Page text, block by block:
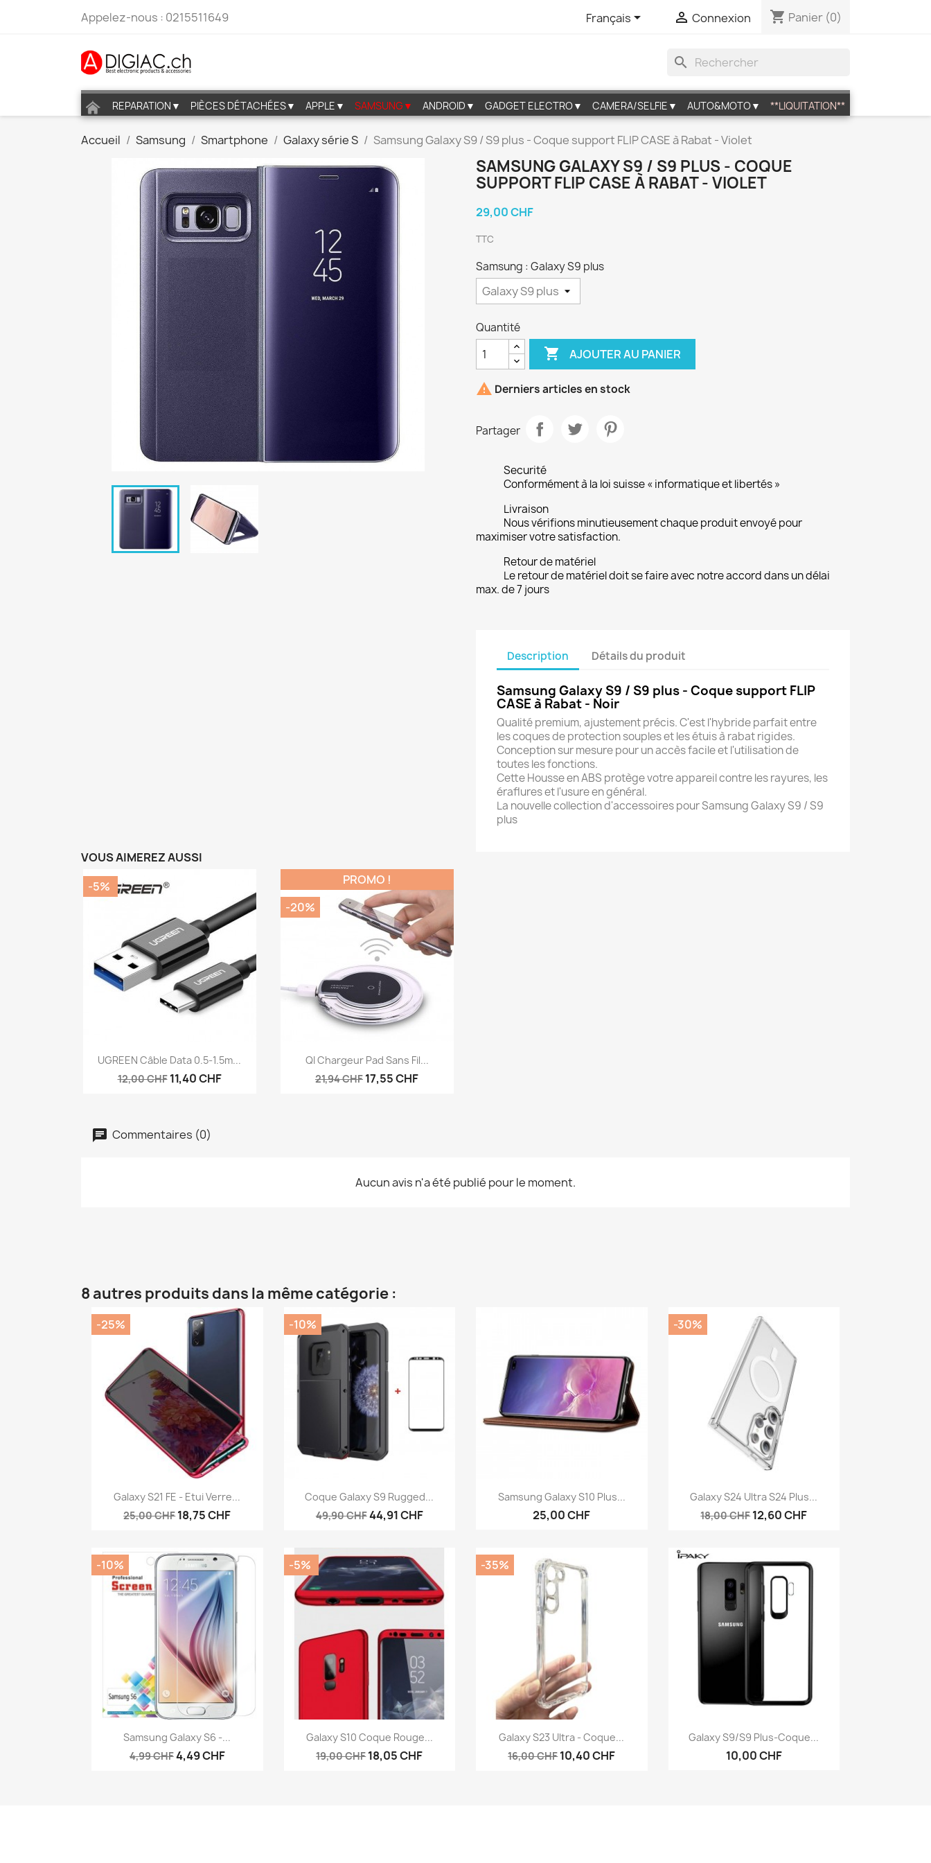
Appelez-nous : 0215511649 Français  Connexion shopping_cart Panier (0)
search
REPARATION▼ PIÈCES DÉTACHÉES▼ APPLE▼ SAMSUNG▼ ANDROID▼ GADGET ELECTRO▼ CAMERA/SELFIE▼ AUTO&MOTO▼ **LIQUITATION**
Accueil Samsung Smartphone Galaxy série S Samsung Galaxy S9 / S9 plus - Coque support FLIP CASE à Rabat - Violet
SAMSUNG GALAXY S9 / S9 PLUS - COQUE
SUPPORT FLIP CASE À RABAT - VIOLET
29,00 CHF
TTC
Samsung : Galaxy S9 plus
Quantité
 AJOUTER AU PANIER
 Derniers articles en stock
Partager
Securité
Conformément à la loi suisse « informatique et libertés »
Livraison
Nous vérifions minutieusement chaque produit envoyé pour
maximiser votre satisfaction.
Retour de matériel
Le retour de matériel doit se faire avec notre accord dans un délai
max. de 7 jours
Description Détails du produit
Samsung Galaxy S9 / S9 plus - Coque support FLIP
CASE à Rabat - Noir
Qualité premium, ajustement précis. C'est l'hybride parfait entre
les coques de protection souples et les étuis à rabat rigides.
Conception sur mesure pour un accès facile et l'utilisation de
toutes les fonctions.
Cette Housse en ABS protège votre appareil contre les rayures, les
éraflures et l'usure en général.
La nouvelle collection d'accessoires pour Samsung Galaxy S9 / S9
plus
VOUS AIMEREZ AUSSI
Aperçu rapide
UGREEN Câble Data 0.5-1.5m...
12,00 CHF 11,40 CHF
-5%
Aperçu rapide
QI Chargeur Pad Sans Fil...
21,94 CHF 17,55 CHF
PROMO !
-20%
Commentaires (0)
Aucun avis n'a été publié pour le moment.
8 autres produits dans la même catégorie :
Aperçu rapide
Galaxy S21 FE - Etui Verre...
25,00 CHF18,75 CHF
-25%
Aperçu rapide
Coque Galaxy S9 Rugged...
49,90 CHF44,91 CHF
-10%
Aperçu rapide
Samsung Galaxy S10 Plus...
25,00 CHF
Aperçu rapide
Galaxy S24 Ultra S24 Plus...
18,00 CHF12,60 CHF
-30%
Aperçu rapide
Samsung Galaxy S6 -...
4,99 CHF4,49 CHF
-10%
Aperçu rapide
Galaxy S10 Coque Rouge...
19,00 CHF18,05 CHF
-5%
Aperçu rapide
Galaxy S23 Ultra - Coque...
16,00 CHF10,40 CHF
-35%
Aperçu rapide
Galaxy S9/S9 Plus-Coque...
10,00 CHF